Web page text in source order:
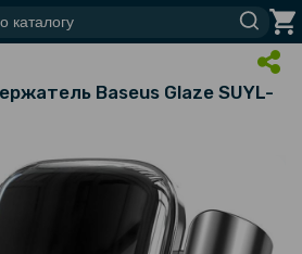
Baseus Glaze SUYL-